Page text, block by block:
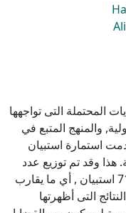
المحتملة التى تواجهها
والمنهج المتبع في
استمارة استبيان
هذا وقد تم توزيع عدد
110 استبيان, وقد تم الحصول على عدد 71 استبيان , أي ما يقارب
التى أظهرتها